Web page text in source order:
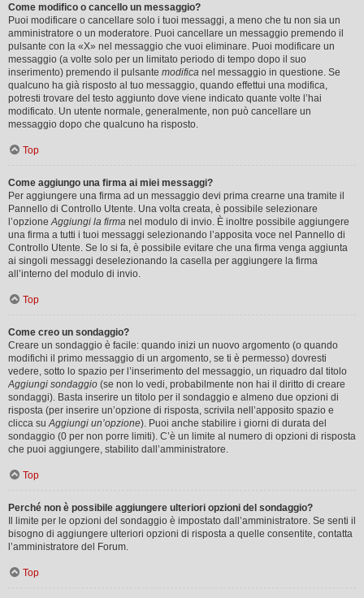
Come modifico o cancello un messaggio?
Puoi modificare o cancellare solo i tuoi messaggi, a meno che tu non sia un
amministratore o un moderatore. Puoi cancellare un messaggio premendo il
pulsante con la «X» nel messaggio che vuoi eliminare. Puoi modificare un
messaggio (a volte solo per un limitato periodo di tempo dopo il suo
inserimento) premendo il pulsante modifica nel messaggio in questione. Se
qualcuno ha già risposto al tuo messaggio, quando effettui una modifica,
potresti trovare del testo aggiunto dove viene indicato quante volte l’hai
modificato. Un utente normale, generalmente, non può cancellare un
messaggio dopo che qualcuno ha risposto.
Top
Come aggiungo una firma ai miei messaggi?
Per aggiungere una firma ad un messaggio devi prima crearne una tramite il
Pannello di Controllo Utente. Una volta creata, è possibile selezionare
l’opzioneAggiungi la firma nel modulo di invio. È inoltre possibile aggiungere
una firma a tutti i tuoi messaggi selezionando l’apposita voce nel Pannello di
Controllo Utente. Se lo si fa, è possibile evitare che una firma venga aggiunta
ai singoli messaggi deselezionando la casella per aggiungere la firma
all’interno del modulo di invio.
Top
Come creo un sondaggio?
Creare un sondaggio è facile: quando inizi un nuovo argomento (o quando
modifichi il primo messaggio di un argomento, se ti è permesso) dovresti
vedere, sotto lo spazio per l’inserimento del messaggio, un riquadro dal titolo
Aggiungi sondaggio (se non lo vedi, probabilmente non hai il diritto di creare
sondaggi). Basta inserire un titolo per il sondaggio e almeno due opzioni di
risposta (per inserire un’opzione di risposta, scrivila nell’apposito spazio e
clicca suAggiungi un’opzione). Puoi anche stabilire i giorni di durata del
sondaggio (0 per non porre limiti). C’è un limite al numero di opzioni di risposta
che puoi aggiungere, stabilito dall’amministratore.
Top
Perché non è possibile aggiungere ulteriori opzioni del sondaggio?
Il limite per le opzioni del sondaggio è impostato dall’amministratore. Se senti il
bisogno di aggiungere ulteriori opzioni di risposta a quelle consentite, contatta
l’amministratore del Forum.
Top